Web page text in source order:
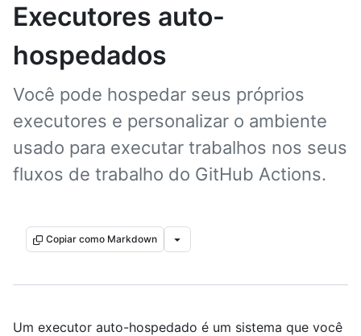
Executores auto-
hospedados
Você pode hospedar seus próprios
executores e personalizar o ambiente
usado para executar trabalhos nos seus
fluxos de trabalho do GitHub Actions.
Copiar como Markdown
Um executor auto-hospedado é um sistema que você